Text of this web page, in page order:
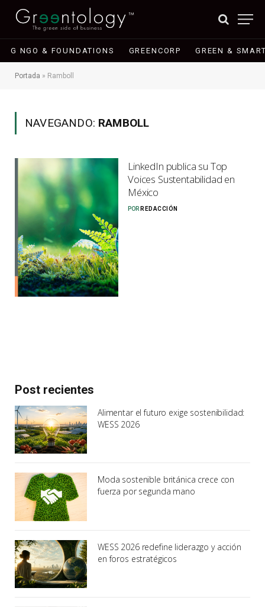
G NGO & FOUNDATIONS GREENCORP GREEN &
Portada » Ramboll
NAVEGANDO: RAMBOLL
LinkedIn publica su Top
Voices Sustentabilidad en
México
POR REDACCIÓN
Post recientes
Alimentar el futuro exige sostenibilidad:
WESS 2026
Moda sostenible británica crece con
fuerza por segunda mano
WESS 2026 redefine liderazgo y acción
en foros estratégicos